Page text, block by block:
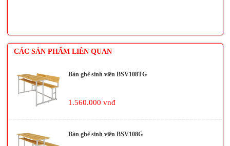
CÁC SẢN PHẨM LIÊN QUAN
Bàn ghế sinh viên BSV108TG
1.560.000 vnđ
Bàn ghế sinh viên BSV108G